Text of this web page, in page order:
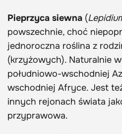
Pieprzyca siewna (
powszechnie, choć
jednoroczna roślina z
(krzyżowych). Naturalnie
południowo-wschodniej
wschodniej Afryce. Jest
innych rejonach świata
przyprawowa.